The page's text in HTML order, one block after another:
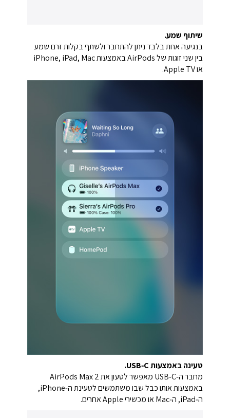
שיתוף שמע.
בנגיעה אחת בלבד ניתן להתחבר ולשתף בקלות זרם שמע
בין שני זוגות של AirPods באמצעות iPhone, iPad, Mac
או Apple TV.
טעינה באמצעות ‎USB‑C‎.
מחבר ה‑USB‑C מאפשר לטעון את ‎AirPods Max 2‎
באמצעות אותו כבל שבו משתמשים לטעינת ה‑iPhone,
ה‑iPad, ה‑Mac או מכשירי Apple אחרים.